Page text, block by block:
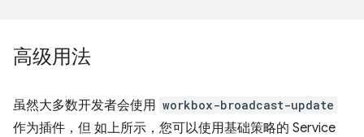
高级用法
虽然大多数开发者会使用 workbox-broadcast-update
作为插件，但 如上所示，您可以使用基础策略的 Service